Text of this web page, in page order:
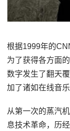
根据1999年的
为了获得各方面
数字发生了翻天
加了诸如在线音
从第一次的蒸汽
息技术革命，历